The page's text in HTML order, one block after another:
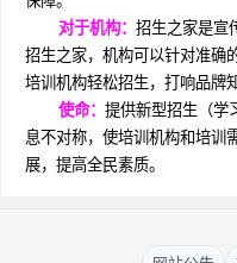
对于机构： 招生之家是宣
招生之家，机构可以针对准确
培训机构轻松招生，打响品牌
使命： 提供新型招生（学
息不对称，使培训机构和培训
展，提高全民素质。